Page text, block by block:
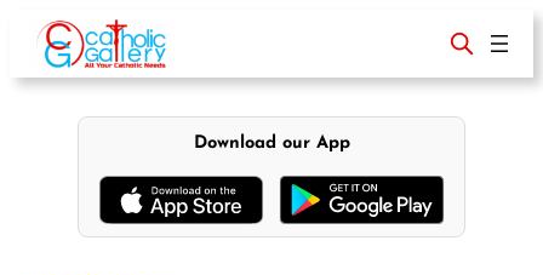
content
Download our App